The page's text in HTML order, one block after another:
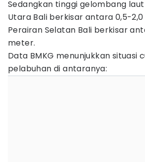
Sedangkan tinggi gelombang
Utara Bali berkisar antara 0,5-
Perairan Selatan Bali berkisar
meter.
Data BMKG menunjukkan situasi
pelabuhan di antaranya: